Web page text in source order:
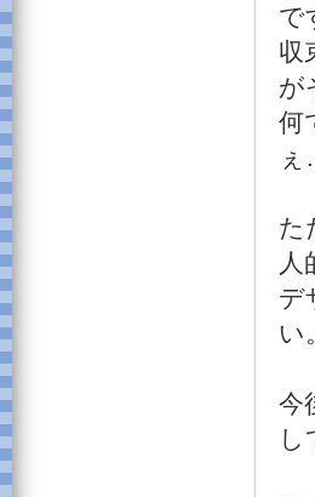
で
収
が
何
ぇ
た
デ
い
今
し